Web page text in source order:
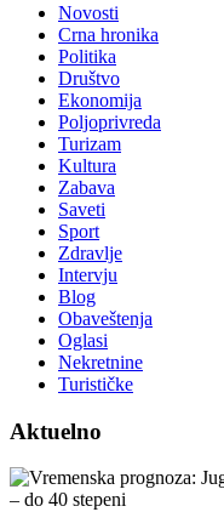
Novosti
Crna hronika
Politika
Društvo
Ekonomija
Poljoprivreda
Turizam
Kultura
Zabava
Saveti
Sport
Zdravlje
Intervju
Blog
Obaveštenja
Oglasi
Nekretnine
Turističke
Aktuelno